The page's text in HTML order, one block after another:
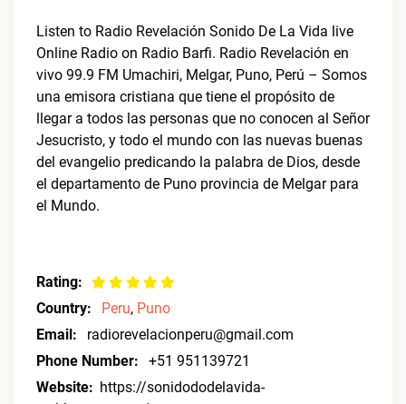
Listen to Radio Revelación Sonido De La Vida live
Online Radio on Radio Barfi. Radio Revelación en
vivo 99.9 FM Umachiri, Melgar, Puno, Perú – Somos
una emisora cristiana que tiene el propósito de
llegar a todos las personas que no conocen al Señor
Jesucristo, y todo el mundo con las nuevas buenas
del evangelio predicando la palabra de Dios, desde
el departamento de Puno provincia de Melgar para
el Mundo.
Rating:
Country:
Peru, Puno
Email:
radiorevelacionperu@gmail.com
Phone Number:
+51 951139721
Website: https://sonidododelavida-